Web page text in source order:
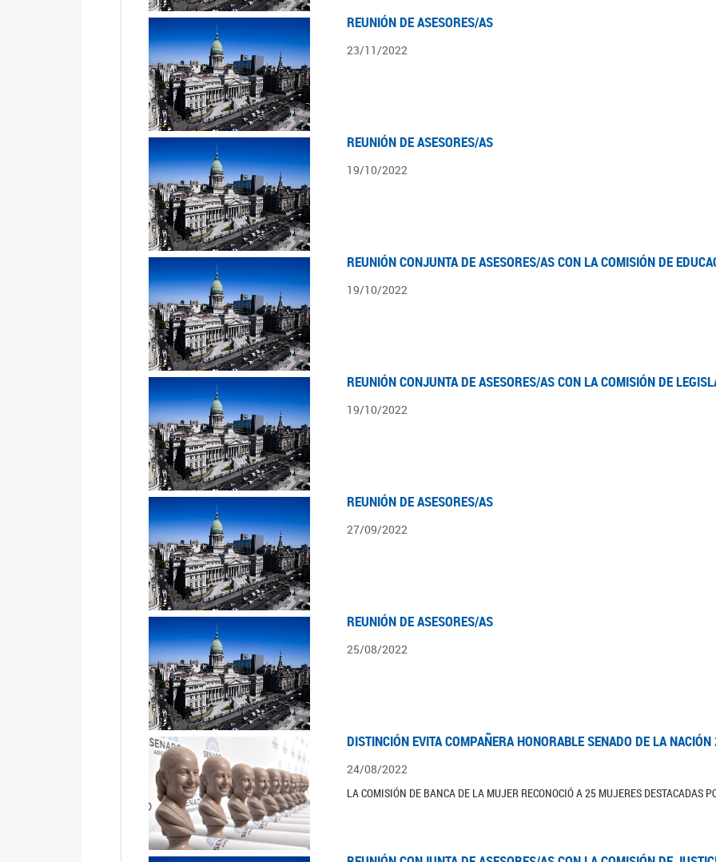
REUNIÓN DE ASESORES/AS
23/11/2022
REUNIÓN DE ASESORES/AS
19/10/2022
REUNIÓN CONJUNTA DE ASESORES/AS CON LA COMISIÓN DE
19/10/2022
REUNIÓN CONJUNTA DE ASESORES/AS CON LA COMISIÓN DE
19/10/2022
REUNIÓN DE ASESORES/AS
27/09/2022
REUNIÓN DE ASESORES/AS
25/08/2022
DISTINCIÓN EVITA COMPAÑERA HONORABLE SENADO DE LA
24/08/2022
LA COMISIÓN DE BANCA DE LA MUJER RECONOCIÓ A 25 MUJERES DESTACADAS